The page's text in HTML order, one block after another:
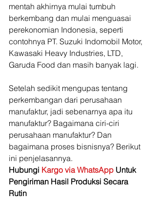
mentah akhirnya mulai tumbuh
berkembang dan mulai menguasai
perekonomian Indonesia, seperti
contohnya PT. Suzuki Indomobil Motor,
Kawasaki Heavy Industries, LTD,
Garuda Food dan masih banyak lagi.
Setelah sedikit mengupas tentang
perkembangan dari perusahaan
manufaktur, jadi sebenarnya apa itu
manufaktur? Bagaimana ciri-ciri
perusahaan manufaktur? Dan
bagaimana proses bisnisnya? Berikut
ini penjelasannya.
Hubungi Kargo via WhatsApp Untuk
Pengiriman Hasil Produksi Secara
Rutin